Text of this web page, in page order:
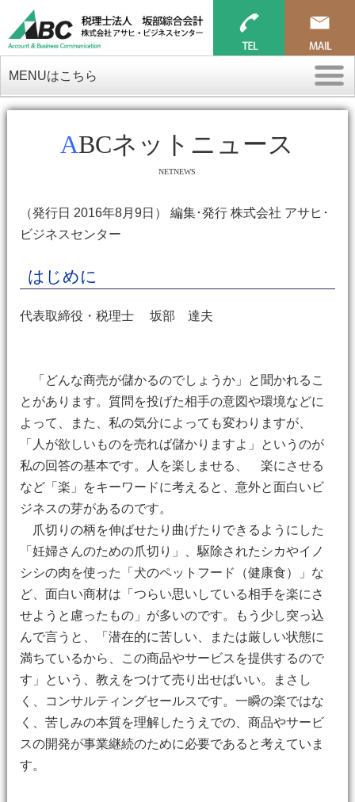
MENUはこちら
ABCネットニュース
NETNEWS
（発行日 2016年8月9日） 編集･発行 株式会社 アサヒ･
ビジネスセンター
はじめに
代表取締役・税理士 坂部 達夫
「どんな商売が儲かるのでしょうか」と聞かれるこ
とがあります。質問を投げた相手の意図や環境などに
よって、また、私の気分によっても変わりますが、
「人が欲しいものを売れば儲かりますよ」というのが
私の回答の基本です。人を楽しませる、 楽にさせる
など「楽」をキーワードに考えると、意外と面白いビ
ジネスの芽があるのです。
爪切りの柄を伸ばせたり曲げたりできるようにした
「妊婦さんのための爪切り」、駆除されたシカやイノ
シシの肉を使った「犬のペットフード（健康食）」な
ど、面白い商材は「つらい思いしている相手を楽にさ
せようと慮ったもの」が多いのです。もう少し突っ込
んで言うと、「潜在的に苦しい、または厳しい状態に
満ちているから、この商品やサービスを提供するので
す」という、教えをつけて売り出せばいい。まさし
く、コンサルティングセールスです。一瞬の楽ではな
く、苦しみの本質を理解したうえでの、商品やサービ
スの開発が事業継続のために必要であると考えていま
す。